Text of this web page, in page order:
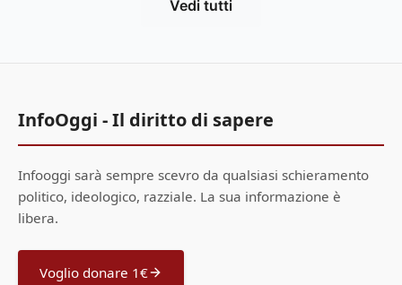
Vedi tutti
InfoOggi - Il diritto di sapere
Infooggi sarà sempre scevro da qualsiasi schieramento
politico, ideologico, razziale. La sua informazione è
libera.
Voglio donare 1€